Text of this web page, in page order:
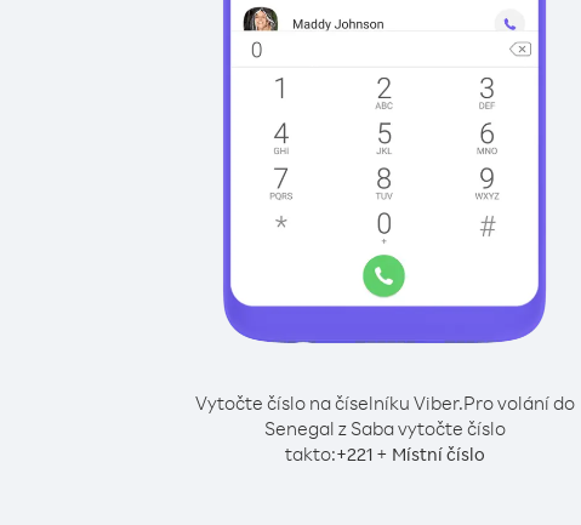
Vytočte číslo na číselníku Viber.Pro volání do
Senegal z Saba vytočte číslo
takto:+221+ Místní číslo